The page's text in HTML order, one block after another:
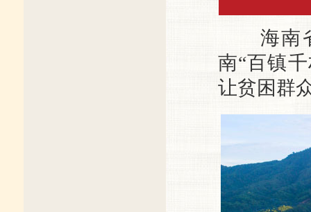
海南省
南“百镇
让贫困群